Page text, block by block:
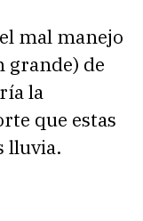
mal manejo
grande) de
la
que estas
lluvia.